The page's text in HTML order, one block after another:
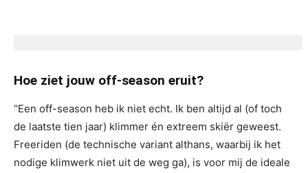
Hoe ziet jouw off-season eruit?
“Een off-season heb ik niet echt. Ik ben altijd al (of toch
de laatste tien jaar) klimmer én extreem skiër geweest.
Freeriden (de technische variant althans, waarbij ik het
nodige klimwerk niet uit de weg ga), is voor mij de ideale